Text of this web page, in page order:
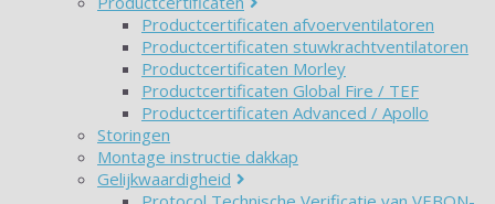
Productcertificaten afvoerventilatoren
Productcertificaten stuwkrachtventilatoren
Productcertificaten Morley
Productcertificaten Global Fire / TEF
Productcertificaten Advanced / Apollo
Storingen
Montage instructie dakkap
Gelijkwaardigheid